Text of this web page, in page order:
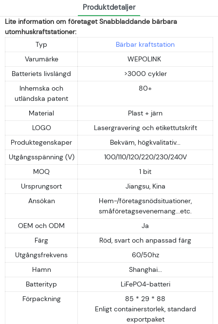
Produktdetaljer
Lite information om företaget Snabbladdande bärbara
utomhuskraftstationer:
Typ
Bärbar kraftstation
Varumärke
WEPOLINK
Batteriets livslängd
>3000 cykler
Inhemska och
utländska patent
80+
Material
Plast + järn
LOGO
Lasergravering och etikettutskrift
Produktegenskaper
Bekväm, högkvalitativ...
Utgångsspänning (V)
100/110/120/220/230/240V
MOQ
1 bit
Ursprungsort
Jiangsu, Kina
Ansökan
Hem-/företagsnödsituationer,
småföretagsevenemang...etc.
OEM och ODM
Ja
Färg
Röd, svart och anpassad färg
Utgångsfrekvens
60/50hz
Hamn
Shanghai...
Batterityp
LiFePO4-batteri
Förpackning
85 * 29 * 88
Enligt containerstorlek, standard
exportpaket